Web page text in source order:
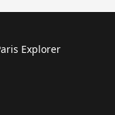
Explorer